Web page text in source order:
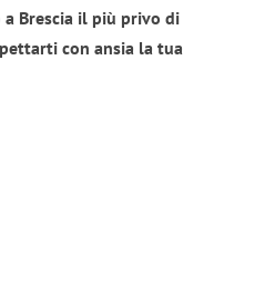
Brescia il più privo di
con ansia la tua